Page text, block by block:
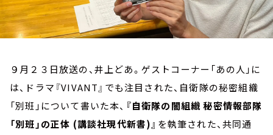
９月２３日放送の、井上どあ。ゲストコーナー「あの人」に
は、ドラマ『VIVANT』でも注目された、自衛隊の秘密組織
「別班」について書いた本、 『自衛隊の闇組織 秘密情報部隊
「別班」の正体 (講談社現代新書)』 を執筆された、共同通